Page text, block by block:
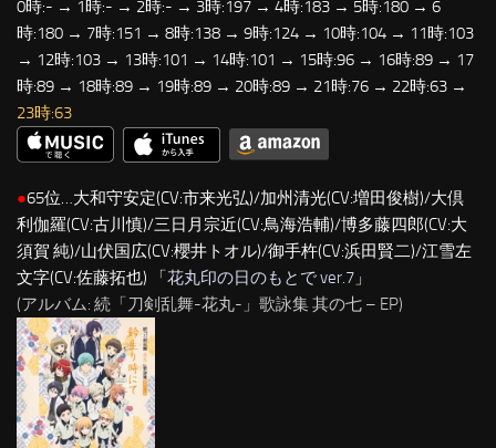
0時:- → 1時:- → 2時:- → 3時:197 → 4時:183 → 5時:180 → 6
時:180 → 7時:151 → 8時:138 → 9時:124 → 10時:104 → 11時:103
→ 12時:103 → 13時:101 → 14時:101 → 15時:96 → 16時:89 → 17
時:89 → 18時:89 → 19時:89 → 20時:89 → 21時:76 → 22時:63 →
23時:63
●65位…大和守安定(CV:市来光弘)/加州清光(CV:増田俊樹)/大倶
利伽羅(CV:古川慎)/三日月宗近(CV:鳥海浩輔)/博多藤四郎(CV:大
須賀 純)/山伏国広(CV:櫻井トオル)/御手杵(CV:浜田賢二)/江雪左
文字(CV:佐藤拓也) 「花丸印の日のもとで ver.7 」
(アルバム: 続「刀剣乱舞-花丸-」歌詠集 其の七 – EP)